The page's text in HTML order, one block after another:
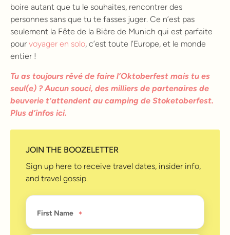
boire autant que tu le souhaites, rencontrer des
personnes sans que tu te fasses juger. Ce n’est pas
seulement la Fête de la Bière de Munich qui est parfaite
pour voyager en solo, c’est toute l’Europe, et le monde
entier !
Tu as toujours rêvé de faire l’Oktoberfest mais tu es
seul(e) ? Aucun souci, des milliers de partenaires de
beuverie t’attendent au camping de Stoketoberfest.
Plus d’infos ici.
JOIN THE BOOZELETTER
Sign up here to receive travel dates, insider info,
and travel gossip.
First Name